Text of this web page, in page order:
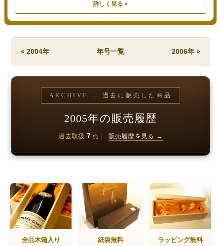
詳しく見る »
« 2004年 年号一覧 2006年 »
ARCHIVE — 過去に販売した商品
2005年の販売履歴
過去取扱 7点｜ 販売履歴を見る →
全品木箱入り 紙袋無料 ラッピング無料